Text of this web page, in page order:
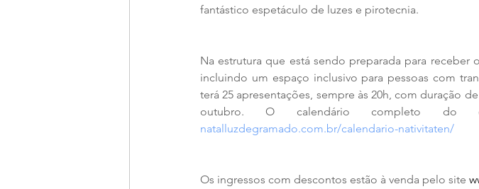
fantástico espetáculo de luzes e pirotecnia.
Na estrutura que está sendo preparada para
incluindo um espaço inclusivo para pessoas com
terá 25 apresentações, sempre às 20h, com duração
natalluzdegramado.com.br/calendario-nativitaten/
Os ingressos com descontos estão à venda pelo site